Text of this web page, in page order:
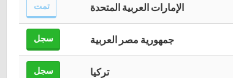
الإمارات العربية المتحدة تمت
جمهورية مصر العربية سجل
تركيا سجل